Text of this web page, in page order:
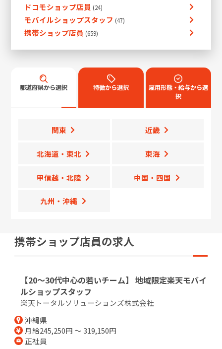
ドコモショップ店員
モバイルショップスタッフ
携帯ショップ店員
都道府県から選択
関東 近畿
北海道・東北 東海
甲信越・北陸 中国・四国
九州・沖縄
雇用形態・給与から選
択
特徴から選択
携帯ショップ店員の求人
【20～30代中心の若いチーム】 地域限定楽天モバイ
ルショップスタッフ
楽天トータルソリューションズ株式会社
沖縄県
月給245,250円 ～ 319,150円
正社員